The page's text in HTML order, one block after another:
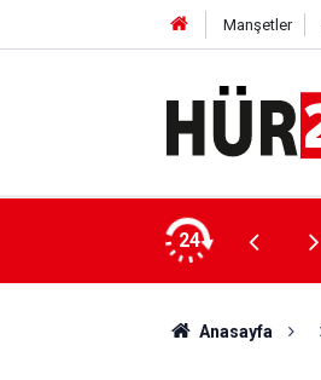
Manşetler
24
Özel hastanelerde vatandaş yüksek
Anasayfa